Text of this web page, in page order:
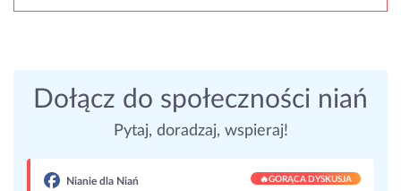
Dołącz do społeczności niań
Pytaj, doradzaj, wspieraj!
Nianie dla Niań 🔥GORĄCA DYSKUSJA